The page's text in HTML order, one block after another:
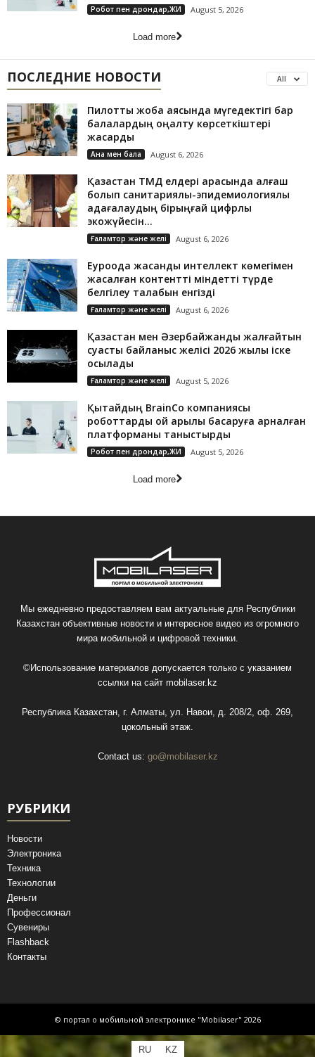
Робот пен дрондар,ЖИ August 5, 2026
Load more
ПОСЛЕДНИЕ НОВОСТИ All
Пилоттық жоба аясында мүгедектігі бар
балалардың оңалту көрсеткіштері
жақсарды
Ана мен бала August 6, 2026
Қазақстан ТМД елдері арасында алғаш
болып санитариялық-эпидемиологиялық
қадағалаудың бірыңғай цифрлық
экожүйесін...
Ғаламтор және желі August 6, 2026
Еуроодақ жасанды интеллект көмегімен
жасалған контентті міндетті түрде
белгілеу талабын енгізді
Ғаламтор және желі August 6, 2026
Қазақстан мен Әзербайжанды жалғайтын
суасты байланыс желісі 2026 жылы іске
қосылады
Ғаламтор және желі August 5, 2026
Қытайдың BrainCo компаниясы
роботтарды ой арқылы басқаруға арналған
платформаны таныстырды
Робот пен дрондар,ЖИ August 5, 2026
Load more
Мы ежедневно предоставляем вам актуальные для Республики
Казахстан объективные новости и интересное видео из огромного
мира мобильной и цифровой техники.
©Использование материалов допускается только с указанием
ссылки на сайт mobilaser.kz
Республика Казахстан, г. Алматы, ул. Навои, д. 208/2, оф. 269,
цокольный этаж.
Contact us: go@mobilaser.kz
РУБРИКИ
Новости
Электроника
Техника
Технологии
Деньги
Профессионал
Сувениры
Flashback
Контакты
© портал о мобильной электронике "Mobilaser" 2026
RU KZ